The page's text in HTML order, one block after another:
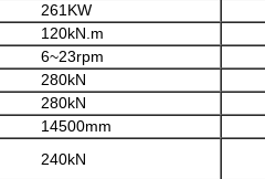
261KW
120kN.m
6~23rpm
280kN
280kN
14500mm
240kN